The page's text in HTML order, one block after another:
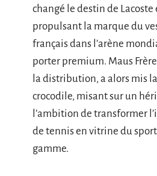
changé le destin de Lacoste
propulsant la marque du
français dans l’arène
porter premium. Maus
la distribution, a alors mis
crocodile, misant sur un
l’ambition de transformer
de tennis en vitrine du
gamme.